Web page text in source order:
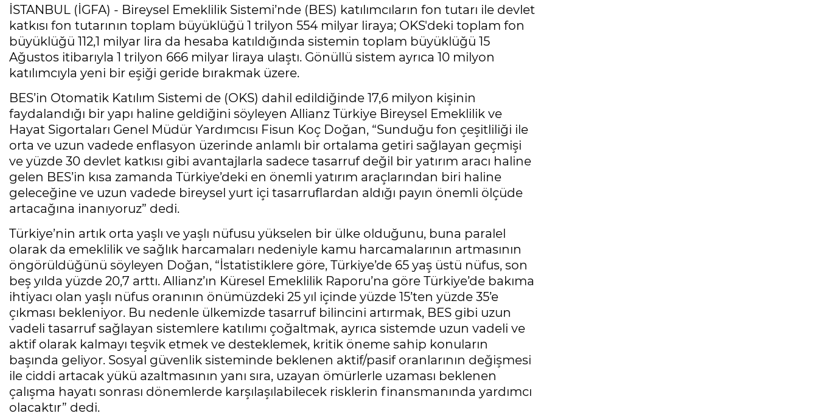
İSTANBUL (İGFA) - Bireysel Emeklilik Sistemi’nde (BES) katılımcıların fon tutarı ile devlet
katkısı fon tutarının toplam büyüklüğü 1 trilyon 554 milyar liraya; OKS'deki toplam fon
büyüklüğü 112,1 milyar lira da hesaba katıldığında sistemin toplam büyüklüğü 15
Ağustos itibarıyla 1 trilyon 666 milyar liraya ulaştı. Gönüllü sistem ayrıca 10 milyon
katılımcıyla yeni bir eşiği geride bırakmak üzere.
BES’in Otomatik Katılım Sistemi de (OKS) dahil edildiğinde 17,6 milyon kişinin
faydalandığı bir yapı haline geldiğini söyleyen Allianz Türkiye Bireysel Emeklilik ve
Hayat Sigortaları Genel Müdür Yardımcısı Fisun Koç Doğan, “Sunduğu fon çeşitliliği ile
orta ve uzun vadede enflasyon üzerinde anlamlı bir ortalama getiri sağlayan geçmişi
ve yüzde 30 devlet katkısı gibi avantajlarla sadece tasarruf değil bir yatırım aracı haline
gelen BES’in kısa zamanda Türkiye’deki en önemli yatırım araçlarından biri haline
geleceğine ve uzun vadede bireysel yurt içi tasarruflardan aldığı payın önemli ölçüde
artacağına inanıyoruz” dedi.
Türkiye’nin artık orta yaşlı ve yaşlı nüfusu yükselen bir ülke olduğunu, buna paralel
olarak da emeklilik ve sağlık harcamaları nedeniyle kamu harcamalarının artmasının
öngörüldüğünü söyleyen Doğan, “İstatistiklere göre, Türkiye’de 65 yaş üstü nüfus, son
beş yılda yüzde 20,7 arttı. Allianz’ın Küresel Emeklilik Raporu’na göre Türkiye’de bakıma
ihtiyacı olan yaşlı nüfus oranının önümüzdeki 25 yıl içinde yüzde 15’ten yüzde 35’e
çıkması bekleniyor. Bu nedenle ülkemizde tasarruf bilincini artırmak, BES gibi uzun
vadeli tasarruf sağlayan sistemlere katılımı çoğaltmak, ayrıca sistemde uzun vadeli ve
aktif olarak kalmayı teşvik etmek ve desteklemek, kritik öneme sahip konuların
başında geliyor. Sosyal güvenlik sisteminde beklenen aktif/pasif oranlarının değişmesi
ile ciddi artacak yükü azaltmasının yanı sıra, uzayan ömürlerle uzaması beklenen
çalışma hayatı sonrası dönemlerde karşılaşılabilecek risklerin finansmanında yardımcı
olacaktır” dedi.